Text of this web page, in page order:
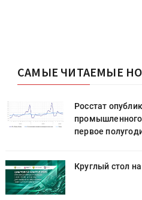
САМЫЕ ЧИТАЕМЫЕ
Росстат
промышленного
первое
Круглый стол